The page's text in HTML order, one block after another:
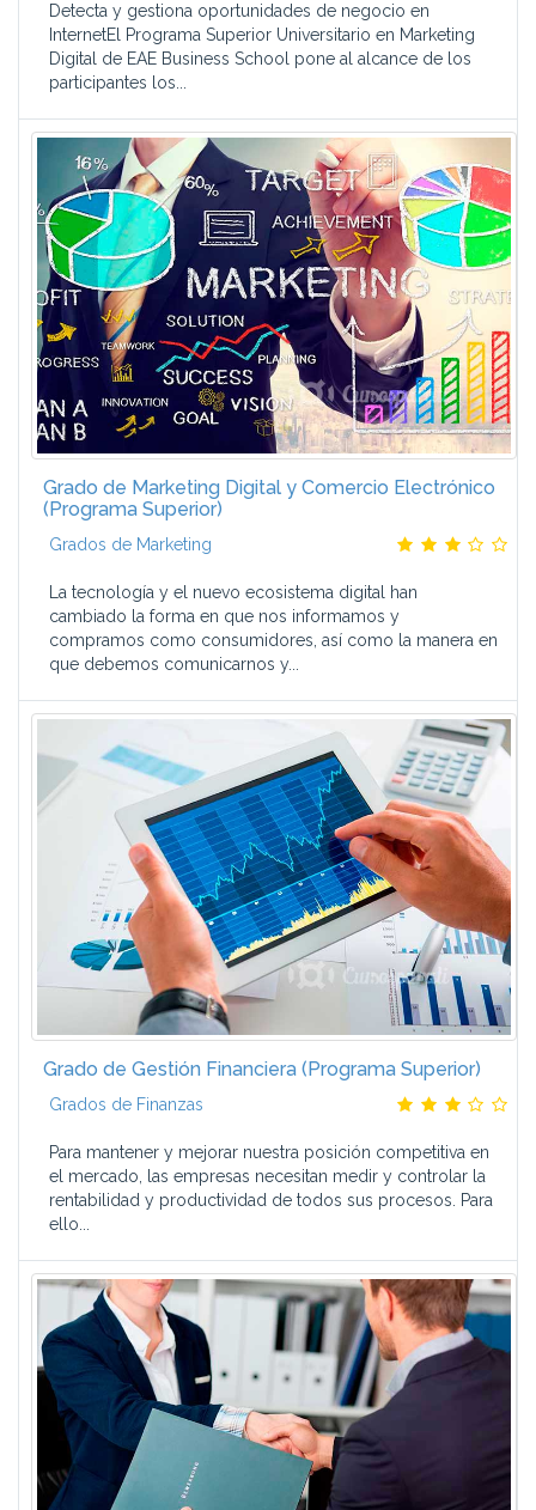
Detecta y gestiona oportunidades de negocio en
InternetEl Programa Superior Universitario en Marketing
Digital de EAE Business School pone al alcance de los
participantes los...
Grado de Marketing Digital y Comercio Electrónico
(Programa Superior)
Grados de Marketing
La tecnología y el nuevo ecosistema digital han
cambiado la forma en que nos informamos y
compramos como consumidores, así como la manera en
que debemos comunicarnos y...
Grado de Gestión Financiera (Programa Superior)
Grados de Finanzas
Para mantener y mejorar nuestra posición competitiva en
el mercado, las empresas necesitan medir y controlar la
rentabilidad y productividad de todos sus procesos. Para
ello...